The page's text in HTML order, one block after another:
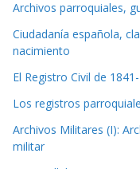
Archivos parroquiales,
Ciudadanía española,
nacimiento
El Registro Civil de
Los registros
Archivos Militares (I):
militar